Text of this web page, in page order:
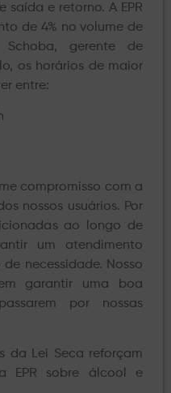
saída e retorno. A EPR
de 4% no volume de
Schoba, gerente de
os horários de maior
entre:
compromisso com a
nossos usuários. Por
ao longo de
um atendimento
necessidade. Nosso
garantir uma boa
por nossas
da Lei Seca reforçam
EPR sobre álcool e